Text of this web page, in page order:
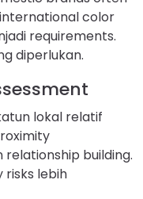
color
requirements.
diperlukan.
lokal relatif
building.
risks lebih